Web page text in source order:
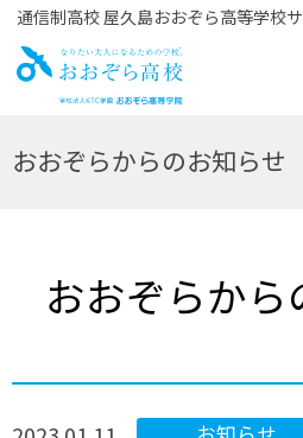
通信制高校 屋久島おおぞら高等学校
お
おおぞらからのお知らせ
おおぞらから